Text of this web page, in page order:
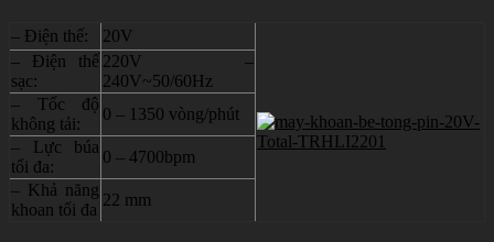
– Điện thế:
20V
– Điện thế
sạc:
220V –
240V~50/60Hz
– Tốc độ
không tải:
0 – 1350 vòng/phút
– Lực búa
tối đa:
0 – 4700bpm
– Khả năng
khoan tối đa
22 mm